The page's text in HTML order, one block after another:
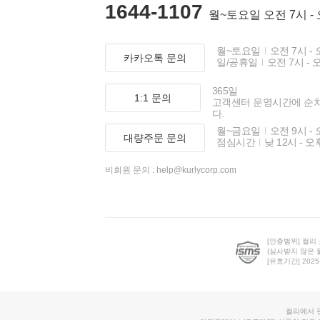
1644-1107 월~토요일 오전 7시 -
카카오톡 문의
월~토요일
오전 7시 -
일/공휴일
오전 7시 -
1:1 문의
365일
고객센터 운영시간에 순
다.
대량주문 문의
월~금요일
오전 9시 -
점심시간
낮 12시 - 오
비회원 문의 : help@kurlycorp.com
[인증범위] 컬리
(심사받지 않은
[유효기간]
컬리에서